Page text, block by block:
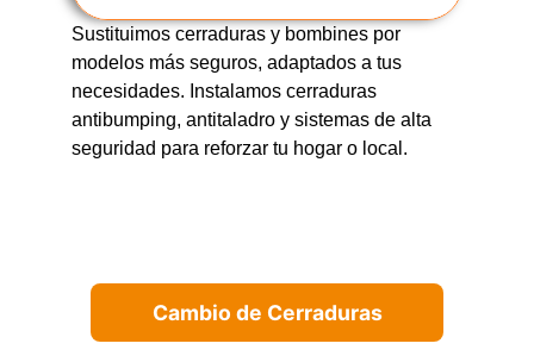
Sustituimos cerraduras y bombines por
modelos más seguros, adaptados a tus
necesidades. Instalamos cerraduras
antibumping, antitaladro y sistemas de alta
seguridad para reforzar tu hogar o local.
Cambio de Cerraduras